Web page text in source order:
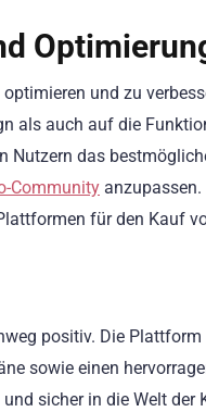
und zu
als auch auf die
Nutzern das
Community
für den Kauf
positiv. Die
sowie einen
sicher in die Welt der